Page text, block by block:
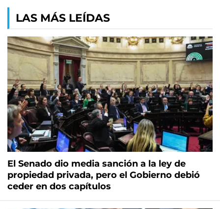
LAS MÁS LEÍDAS
El Senado dio media sanción a la ley de
propiedad privada, pero el Gobierno debió
ceder en dos capítulos